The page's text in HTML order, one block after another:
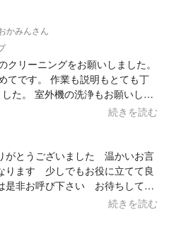
かみんさん
リーニングをお願いしました。
てです。 作業も説明もとても丁
た。 室外機の洗浄もお願いして
れていないと教えていただき、と
事だったのですが、リスクも含
した。 無事に稼働してくれて良か
と、びっくりするくらい汚かっ
たです。 暑い中ありがとうござ
続きを読む
がとうございました 温かいお言
ります 少しでもお役に立てて良
是非お呼び下さい お待ちしてい
続きを読む